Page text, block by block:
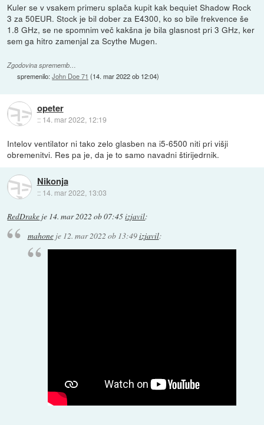
Kuler se v vsakem primeru splača kupit kak bequiet Shadow Rock
3 za 50EUR. Stock je bil dober za E4300, ko so bile frekvence še
1.8 GHz, se ne spomnim več kakšna je bila glasnost pri 3 GHz, ker
sem ga hitro zamenjal za Scythe Mugen.
Zgodovina sprememb…
spremenilo:John Doe 71 (14. mar 2022 ob 12:04)
opeter
:: 14. mar 2022, 12:19
Intelov ventilator ni tako zelo glasben na i5-6500 niti pri višji
obremenitvi. Res pa je, da je to samo navadni štirijedrnik.
Nikonja
:: 14. mar 2022, 13:03
RedDrake je 14. mar 2022 ob 07:45izjavil:
mahoneje 12. mar 2022 ob 13:49izjavil: